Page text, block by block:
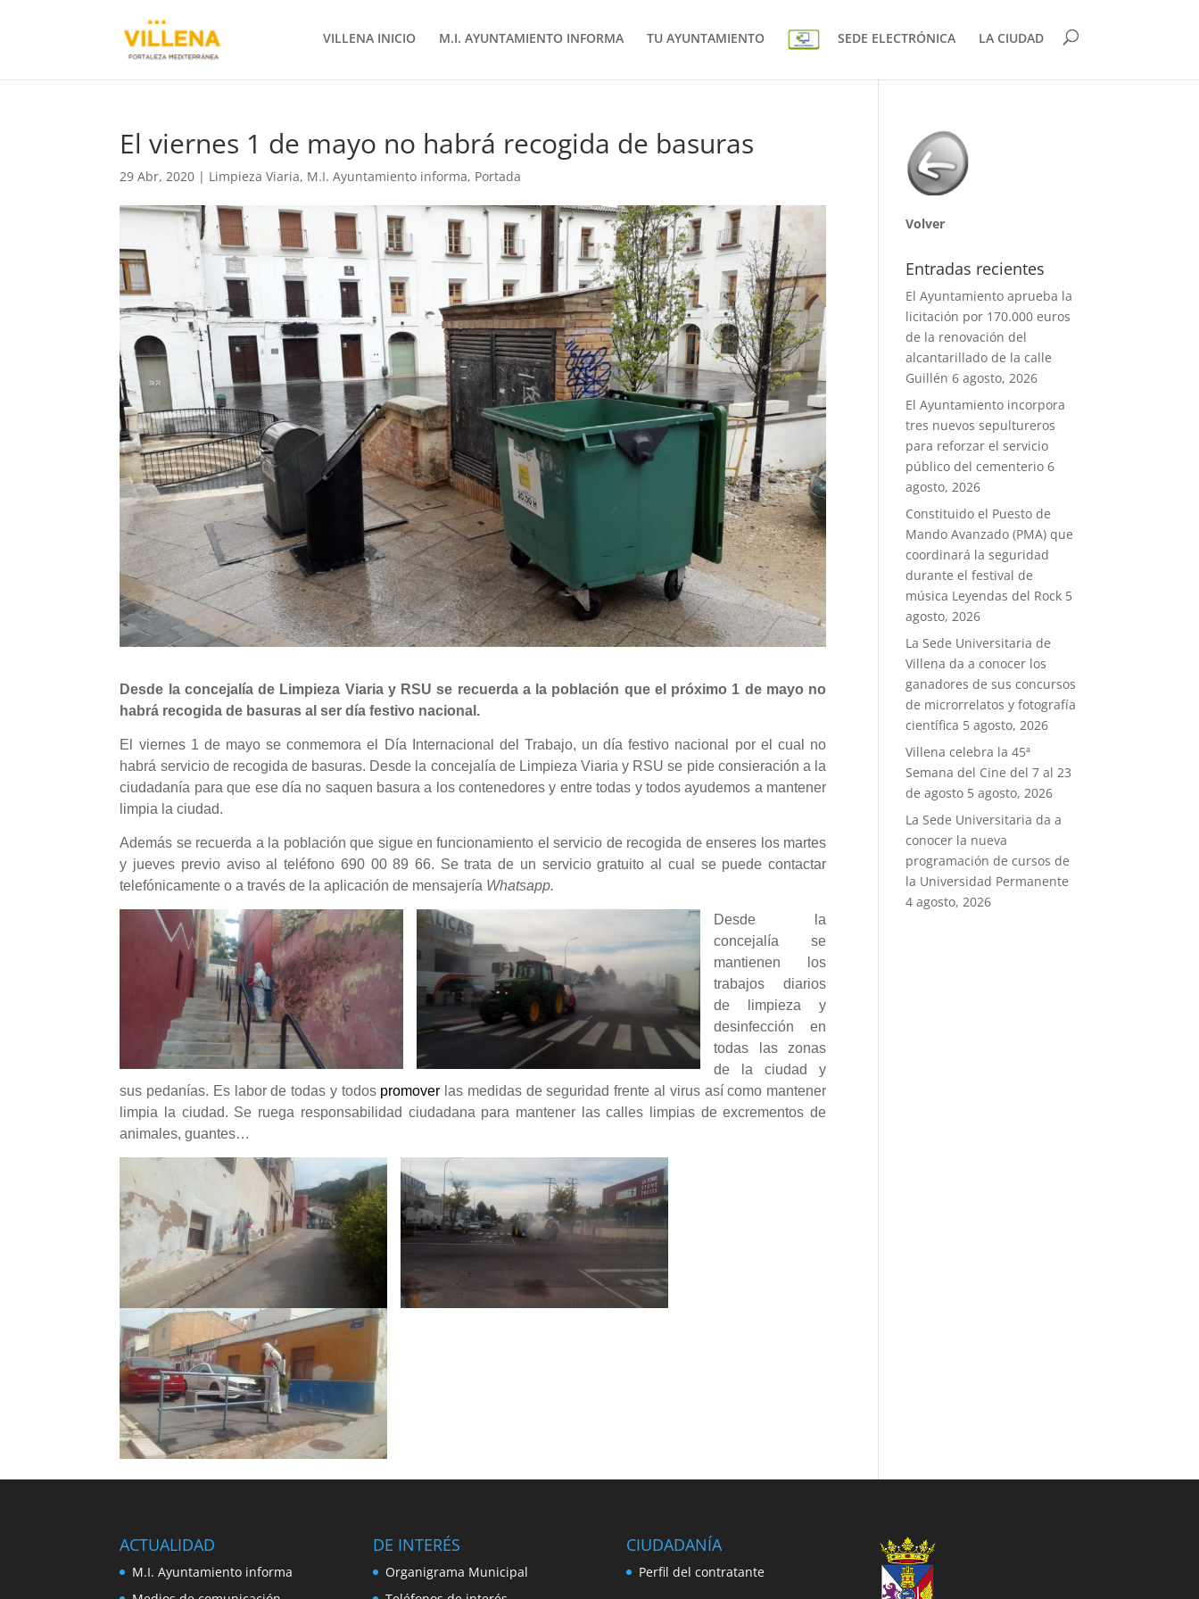
VILLENA INICIO M.I. AYUNTAMIENTO INFORMA TU AYUNTAMIENTO SEDE ELECTRÓNICA LA CIUDAD
El viernes 1 de mayo no habrá recogida de basuras
29 Abr, 2020 | Limpieza Viaria, M.I. Ayuntamiento informa, Portada
Desde la concejalía de Limpieza Viaria y RSU se recuerda a la población que el próximo 1 de mayo no
habrá recogida de basuras al ser día festivo nacional.
El viernes 1 de mayo se conmemora el Día Internacional del Trabajo, un día festivo nacional por el cual no
habrá servicio de recogida de basuras. Desde la concejalía de Limpieza Viaria y RSU se pide consieración a la
ciudadanía para que ese día no saquen basura a los contenedores y entre todas y todos ayudemos a mantener
limpia la ciudad.
Además se recuerda a la población que sigue en funcionamiento el servicio de recogida de enseres los martes
y jueves previo aviso al teléfono 690 00 89 66. Se trata de un servicio gratuito al cual se puede contactar
telefónicamente o a través de la aplicación de mensajería Whatsapp.
Desde la
concejalía se
mantienen los
trabajos diarios
de limpieza y
desinfección en
todas las zonas
de la ciudad y
sus pedanías. Es labor de todas y todos promover las medidas de seguridad frente al virus así como mantener
limpia la ciudad. Se ruega responsabilidad ciudadana para mantener las calles limpias de excrementos de
animales,guantes…
Volver
Entradas recientes
El Ayuntamiento aprueba la
licitación por 170.000 euros
de la renovación del
alcantarillado de la calle
Guillén 6 agosto, 2026
El Ayuntamiento incorpora
tres nuevos sepultureros
para reforzar el servicio
público del cementerio 6
agosto, 2026
Constituido el Puesto de
Mando Avanzado (PMA) que
coordinará la seguridad
durante el festival de
música Leyendas del Rock 5
agosto, 2026
La Sede Universitaria de
Villena da a conocer los
ganadores de sus concursos
de microrrelatos y fotografía
científica 5 agosto, 2026
Villena celebra la 45ª
Semana del Cine del 7 al 23
de agosto 5 agosto, 2026
La Sede Universitaria da a
conocer la nueva
programación de cursos de
la Universidad Permanente
4 agosto, 2026
ACTUALIDAD
M.I. Ayuntamiento informa
DE INTERÉS
Organigrama Municipal
CIUDADANÍA
Perfil del contratante